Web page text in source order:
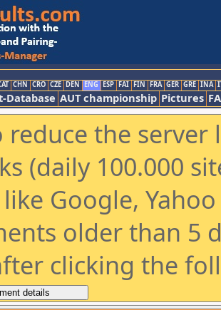
CHN CRO CZE DEN ENG ESP FAI FIN FRA GER GRE INA
Database AUT championship Pictures
reduce the
(daily 100.000
Google,
older than 5
clicking the